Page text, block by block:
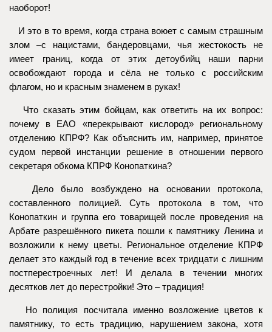
наоборот!
И это в то время, когда страна воюет с самым страшным
злом –с нацистами, бандеровцами, чья жестокость не
имеет границ, когда от этих детоубийц наши парни
освобождают города и сёла не только с российским
флагом, но и красным знаменем в руках!
Что сказать этим бойцам, как ответить на их вопрос:
почему в ЕАО «перекрывают кислород» региональному
отделению КПРФ? Как объяснить им, например, принятое
судом первой инстанции решение в отношении первого
секретаря обкома КПРФ Конопаткина?
Дело было возбуждено на основании протокола,
составленного полицией. Суть протокола в том, что
Конопаткин и группа его товарищей после проведения на
Арбате разрешённого пикета пошли к памятнику Ленина и
возложили к нему цветы. Региональное отделение КПРФ
делает это каждый год в течение всех тридцати с лишним
постперестроечных лет! И делала в течении многих
десятков лет до перестройки! Это – традиция!
Но полиция посчитала именно возложение цветов к
памятнику, то есть традицию, нарушением закона, хотя